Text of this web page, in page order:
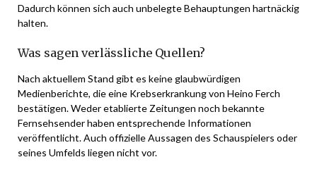
Dadurch können sich auch unbelegte Behauptungen hartnäckig
halten.
Was sagen verlässliche Quellen?
Nach aktuellem Stand gibt es keine glaubwürdigen
Medienberichte, die eine Krebserkrankung von Heino Ferch
bestätigen. Weder etablierte Zeitungen noch bekannte
Fernsehsender haben entsprechende Informationen
veröffentlicht. Auch offizielle Aussagen des Schauspielers oder
seines Umfelds liegen nicht vor.